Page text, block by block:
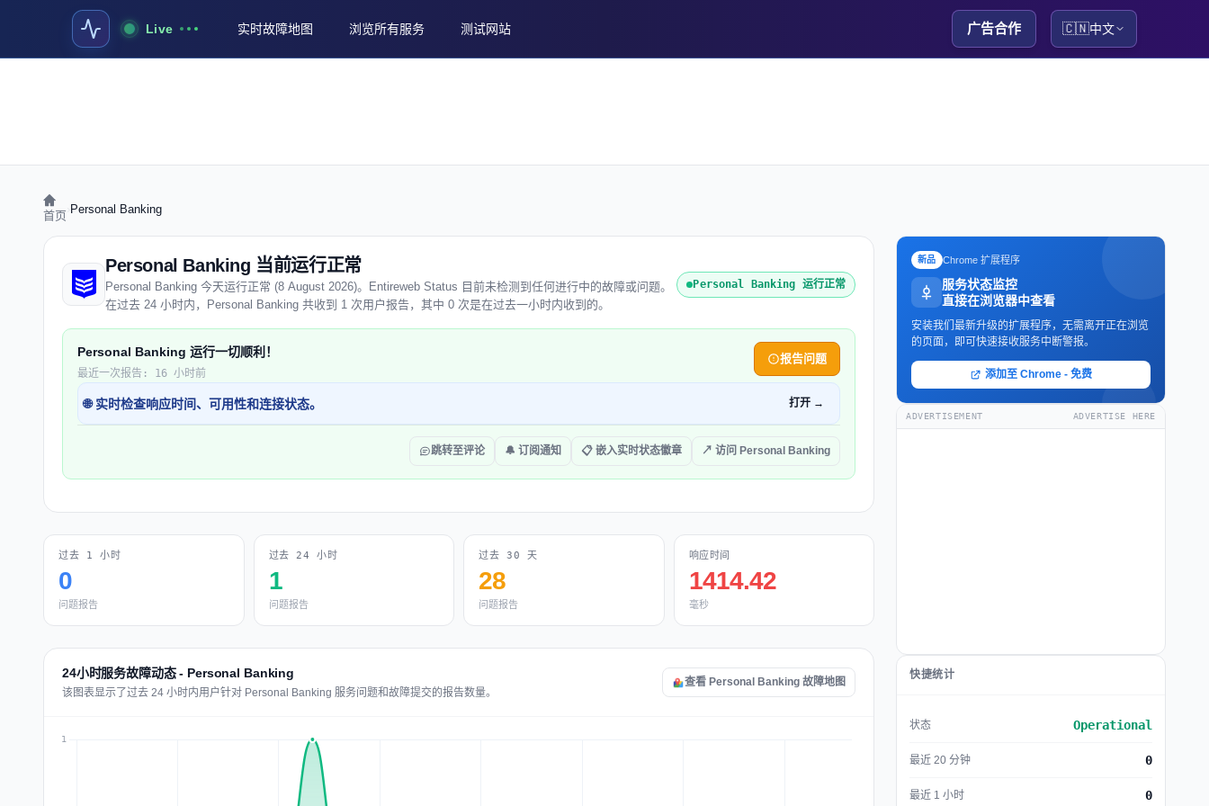
Live 实时故障地图 浏览所有服务 测试网站 广告合作 🇨🇳中文
首页 Personal Banking
Personal Banking 当前运行正常
Personal Banking 今天运行正常 (8 August 2026)。Entireweb Status 目前未检测到任何进行中的故障或问题。
在过去 24 小时内，Personal Banking 共收到 1 次用户报告，其中 0 次是在过去一小时内收到的。
Personal Banking 运行正常
Personal Banking 运行一切顺利！
最近一次报告: 16 小时前
报告问题
🌐 实时检查响应时间、可用性和连接状态。 打开 →
跳转至评论 🔔 订阅通知 📋 嵌入实时状态徽章 ↗ 访问 Personal Banking
过去 1 小时
0
问题报告
过去 24 小时
1
问题报告
过去 30 天
28
问题报告
响应时间
1414.42
毫秒
24小时服务故障动态 - Personal Banking
该图表显示了过去 24 小时内用户针对 Personal Banking 服务问题和故障提交的报告数量。
查看 Personal Banking 故障地图
新品 Chrome 扩展程序
服务状态监控
直接在浏览器中查看
安装我们最新升级的扩展程序，无需离开正在浏览
的页面，即可快速接收服务中断警报。
添加至 Chrome - 免费
ADVERTISEMENT ADVERTISE HERE
快捷统计
状态 Operational
最近 20 分钟 0
最近 1 小时 0